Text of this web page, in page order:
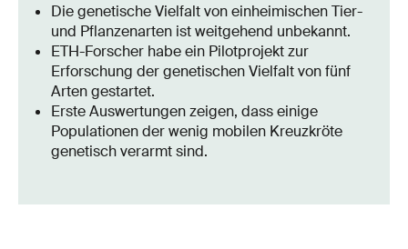
Die genetische Vielfalt von einheimischen Tier-
und Pflanzenarten ist weitgehend unbekannt.
ETH-Forscher habe ein Pilotprojekt zur
Erforschung der genetischen Vielfalt von fünf
Arten gestartet.
Erste Auswertungen zeigen, dass einige
Populationen der wenig mobilen Kreuzkröte
genetisch verarmt sind.